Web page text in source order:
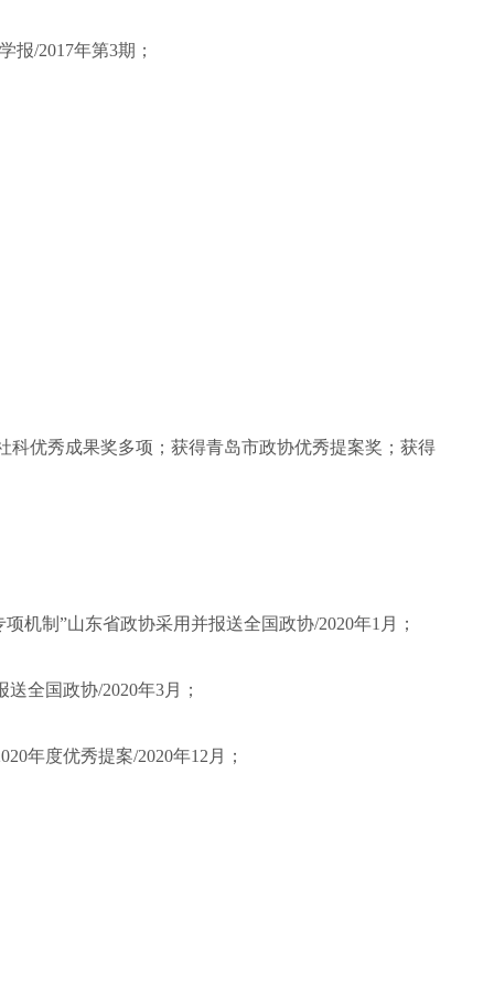
/2017年第3期；
优秀成果奖多项；获得青岛市政协优秀提案奖；获得
机制”山东省政协采用并报送全国政协/2020年1月；
全国政协/2020年3月；
年度优秀提案/2020年12月；